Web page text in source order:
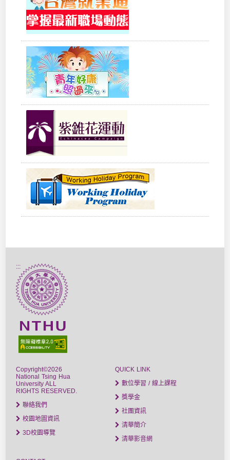
:::
Copyright©2026
National Tsing Hua
University ALL
RIGHTS RESERVED.
聯絡我們
校園地圖資訊
3D校園導覽
QUICK LINK
數位學習 / 線上課程
獎學金
社團資訊
清華簡介
清華影音網